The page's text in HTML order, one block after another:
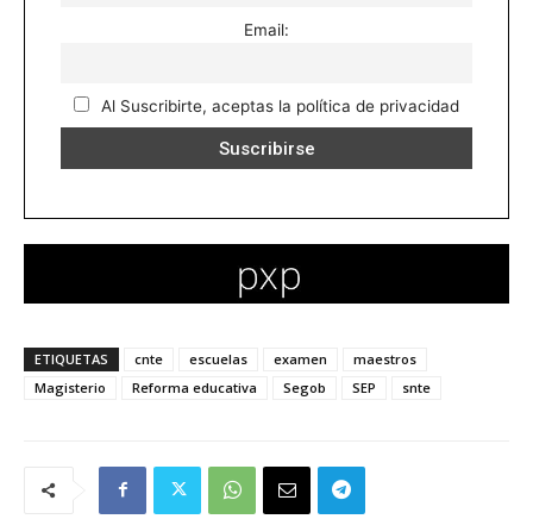
Email:
Al Suscribirte, aceptas la política de privacidad
ETIQUETAS cnte escuelas examen
maestros
Magisterio
Reforma educativa Segob SEP snte